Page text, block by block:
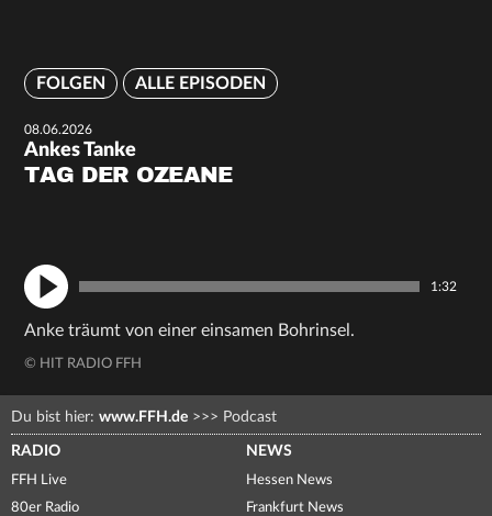
FOLGEN ALLE EPISODEN
08.06.2026
Ankes Tanke
TAG DER OZEANE
1:32
Anke träumt von einer einsamen Bohrinsel.
© HIT RADIO FFH
Du bist hier: www.FFH.de >>> Podcast
RADIO
FFH Live
80er Radio
NEWS
Hessen News
Frankfurt News